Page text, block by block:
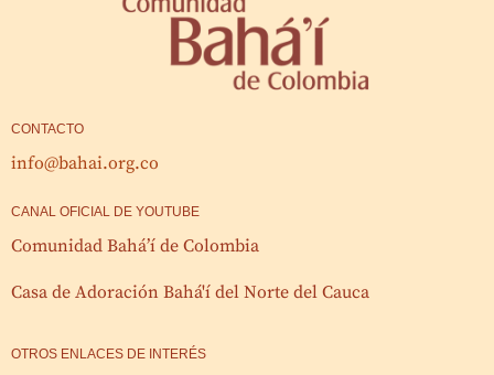
CONTACTO
info@bahai.org.co
CANAL OFICIAL DE YOUTUBE
Comunidad Bahá’í de Colombia
Casa de Adoración Bahá'í del Norte del Cauca
OTROS ENLACES DE INTERÉS